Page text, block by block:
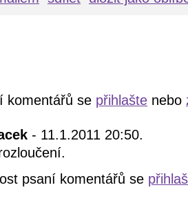
komentářů se přihlašte nebo
- 11.1.2011 20:50.
psaní komentářů se